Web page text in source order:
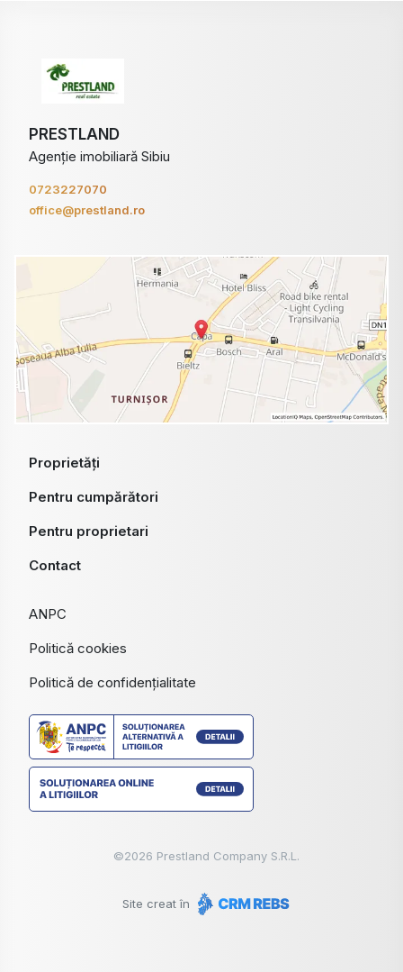
PRESTLAND
Agenție imobiliară Sibiu
0723227070
office@prestland.ro
Proprietăți
Pentru cumpărători
Pentru proprietari
Contact
ANPC
Politică cookies
Politică de confidențialitate
©2026 Prestland Company S.R.L.
Site creat în